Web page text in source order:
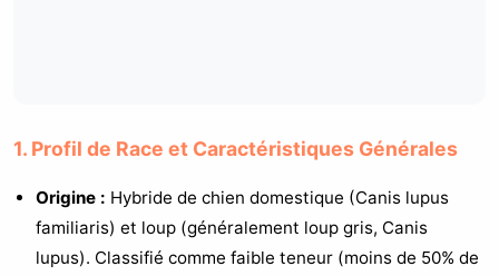
1. Profil de Race et Caractéristiques Générales
Origine : Hybride de chien domestique (Canis lupus
familiaris) et loup (généralement loup gris, Canis
lupus). Classifié comme faible teneur (moins de 50% de